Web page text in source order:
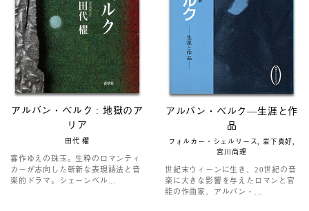
アルバン・ベルク : 地獄のア
リア
田代 櫂
寡作ゆえの珠玉。生粋のロマンティ
カーが志向した斬新な表現語法と音
楽的ドラマ。シェーンベル...
アルバン・ベルク―生涯と作
品
フォルカー・シェルリース, 岩下真好,
宮川尚理
世紀末ウィーンに生き、20世紀の音
楽に大きな影響を与えたロマンと官
能の作曲家、アルバン・...